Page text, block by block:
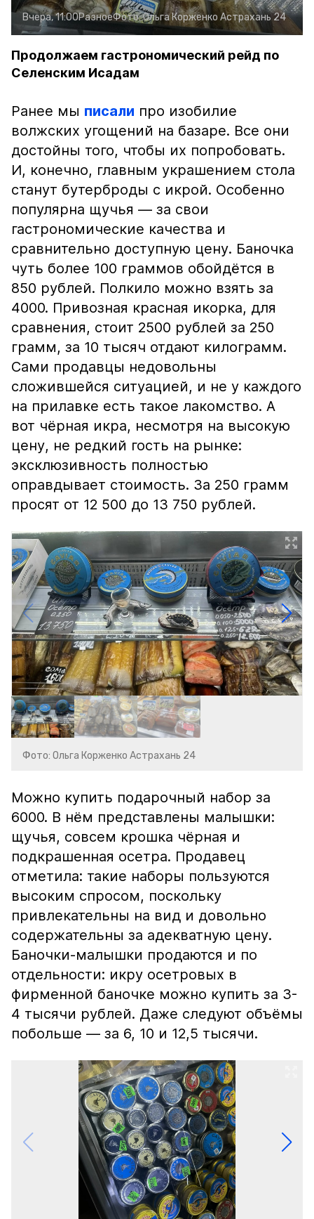
Вчера, 11:00РазноеФото:Ольга Корженко Астрахань 24
Продолжаем гастрономический рейд по
Селенским Исадам
Ранее мы писали про изобилие
волжских угощений на базаре. Все они
достойны того, чтобы их попробовать.
И, конечно, главным украшением стола
станут бутерброды с икрой. Особенно
популярна щучья — за свои
гастрономические качества и
сравнительно доступную цену. Баночка
чуть более 100 граммов обойдётся в
850 рублей. Полкило можно взять за
4000. Привозная красная икорка, для
сравнения, стоит 2500 рублей за 250
грамм, за 10 тысяч отдают килограмм.
Сами продавцы недовольны
сложившейся ситуацией, и не у каждого
на прилавке есть такое лакомство. А
вот чёрная икра, несмотря на высокую
цену, не редкий гость на рынке:
эксклюзивность полностью
оправдывает стоимость. За 250 грамм
просят от 12 500 до 13 750 рублей.
Фото: Ольга Корженко Астрахань 24
Можно купить подарочный набор за
6000. В нём представлены малышки:
щучья, совсем крошка чёрная и
подкрашенная осетра. Продавец
отметила: такие наборы пользуются
высоким спросом, поскольку
привлекательны на вид и довольно
содержательны за адекватную цену.
Баночки-малышки продаются и по
отдельности: икру осетровых в
фирменной баночке можно купить за 3-
4 тысячи рублей. Даже следуют объёмы
побольше — за 6, 10 и 12,5 тысячи.